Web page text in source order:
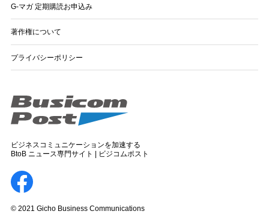
G-マガ 定期購読お申込み
著作権について
プライバシーポリシー
ビジネスコミュニケーションを加速する
BtoB ニュース専門サイト | ビジコムポスト
© 2021 Gicho Business Communications